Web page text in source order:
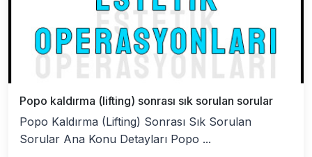
Popo kaldırma (lifting) sonrası sık sorulan sorular
Popo Kaldırma (Lifting) Sonrası Sık Sorulan
Sorular Ana Konu Detayları Popo ...